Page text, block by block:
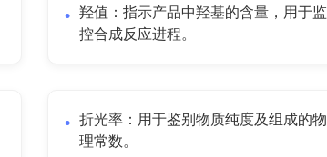
羟值：指示产品中羟基的含量，用于监
控合成反应进程。
折光率：用于鉴别物质纯度及组成的物
理常数。